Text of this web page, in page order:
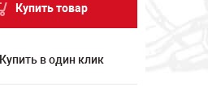
Купить товар
Купить в один клик